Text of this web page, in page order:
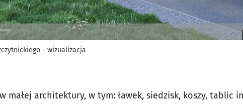
- wizualizacja
małej architektury, w tym: ławek, siedzisk, koszy, tablic